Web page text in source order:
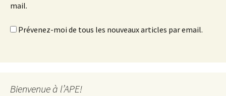
mail.
Prévenez-moi de tous les nouveaux articles par email.
Bienvenue à l’APE!